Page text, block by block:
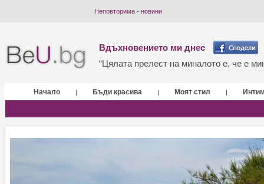
Неповторима - новини
Вдъхновението ми днес
“Цялата прелест на миналото е, че е
Начало | Бъди красива | Моят стил |